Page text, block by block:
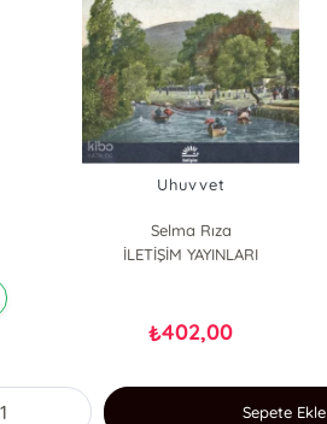
Uhuvvet
Selma Rıza
İLETİŞİM YAYINLARI
₺402,00
Sepete Ekle